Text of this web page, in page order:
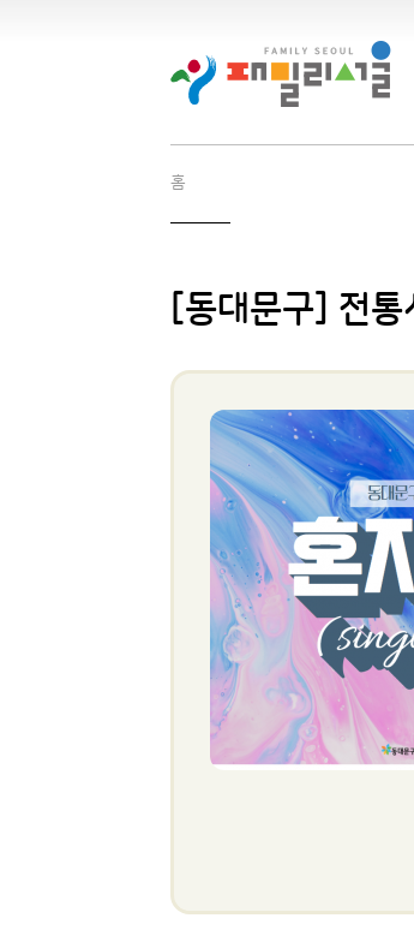
홈
[동대문구] 전